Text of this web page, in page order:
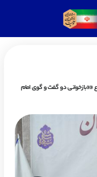
دو گفت و گوی امام